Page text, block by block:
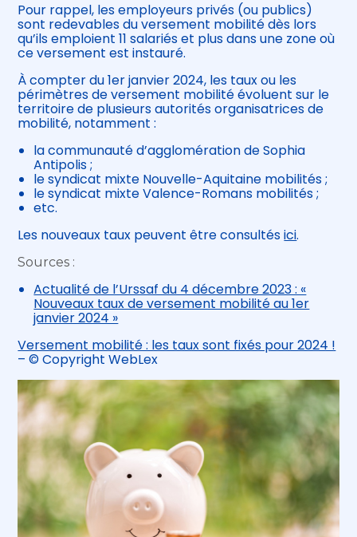
Pour rappel, les employeurs privés (ou publics)
sont redevables du versement mobilité dès lors
qu’ils emploient 11 salariés et plus dans une zone où
ce versement est instauré.
À compter du 1er janvier 2024, les taux ou les
périmètres de versement mobilité évoluent sur le
territoire de plusieurs autorités organisatrices de
mobilité, notamment :
la communauté d’agglomération de Sophia
Antipolis ;
le syndicat mixte Nouvelle-Aquitaine mobilités ;
le syndicat mixte Valence-Romans mobilités ;
etc.
Les nouveaux taux peuvent être consultésici.
Sources :
Actualité de l’Urssaf du 4 décembre 2023 : «
Nouveaux taux de versement mobilité au 1er
janvier 2024 »
Versement mobilité : les taux sont fixés pour 2024 !
– © Copyright WebLex